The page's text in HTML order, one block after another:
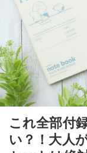
これ全部付
い？！大人